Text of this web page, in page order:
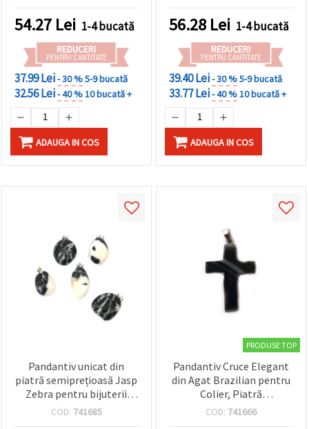
handmade DIY
54.27 Lei 1-4 bucată
REDUCERI
PENTRU CANTITATE
37.99 Lei- 30 %5-9 bucată
32.56 Lei- 40 %10 bucată +
ADAUGA IN COS
56.28 Lei 1-4 bucată
REDUCERI
PENTRU CANTITATE
39.40 Lei- 30 %5-9 bucată
33.77 Lei- 40 %10 bucată +
ADAUGA IN COS
Pandantiv unicat din
piatră semiprețioasă Jasp
Zebra pentru bijuterii
handmade DIY - 18x22 mm
COD: 741685
PRODUSE TOP
Pandantiv Cruce Elegant
din Agat Brazilian pentru
Colier, Piatră
Semiprețioasă 22x30x5
COD: 741666